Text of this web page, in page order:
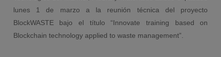
lunes 1 de marzo a la reunión técnica del proyecto
BlockWASTE bajo el título “Innovate training based on
Blockchain technology applied to waste management”.